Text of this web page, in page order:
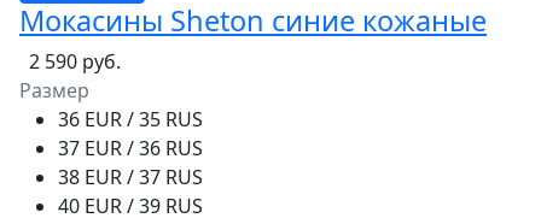
Мокасины Sheton синие кожаные
2 590 руб.
Размер
36 EUR / 35 RUS
37 EUR / 36 RUS
38 EUR / 37 RUS
40 EUR / 39 RUS